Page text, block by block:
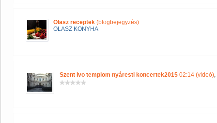
Olasz receptek (blogbejegyzés)
OLASZ KONYHA
Szent Ivo templom nyáresti koncertek2015 02:14 (videó),